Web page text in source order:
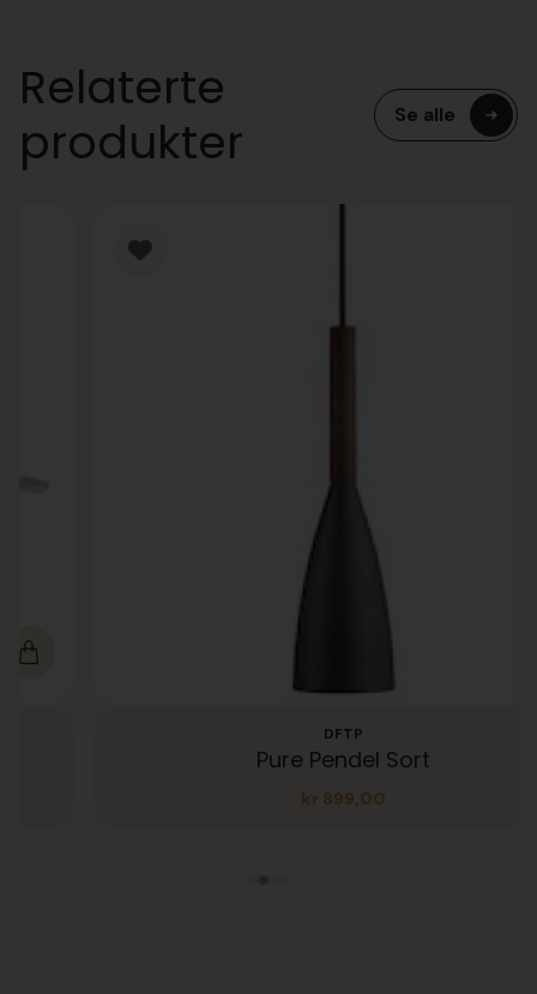
Relaterte
produkter
Se alle
DFTP
Pure Pendel Sort
899,00